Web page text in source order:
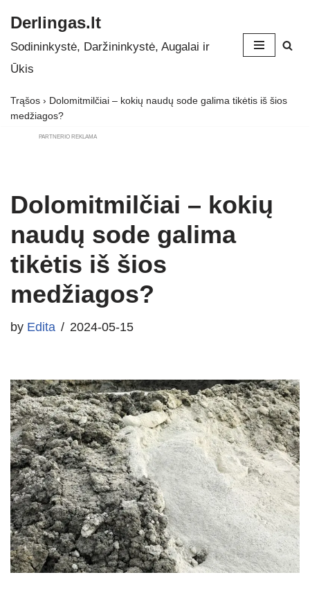
Skip
to
Derlingas.lt
Sodininkystė, Daržininkystė, Augalai ir
Ūkis
Trąšos › Dolomitmilčiai – kokių naudų sode galima tikėtis iš šios
medžiagos?
PARTNERIO REKLAMA
Dolomitmilčiai – kokių
naudų sode galima
tikėtis iš šios
medžiagos?
by Edita 2024-05-15